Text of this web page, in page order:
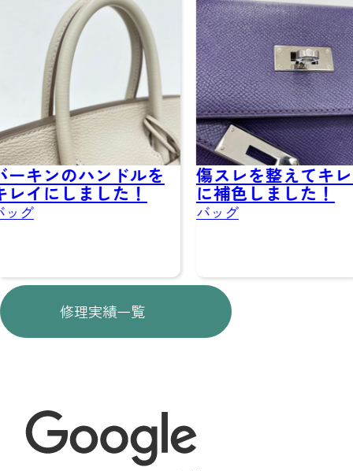
傷スレを整えてキレイ
に補色しました！
バッグ
バッグの中の
シミ…スエー
色・汚れを丁
修理実績一覧